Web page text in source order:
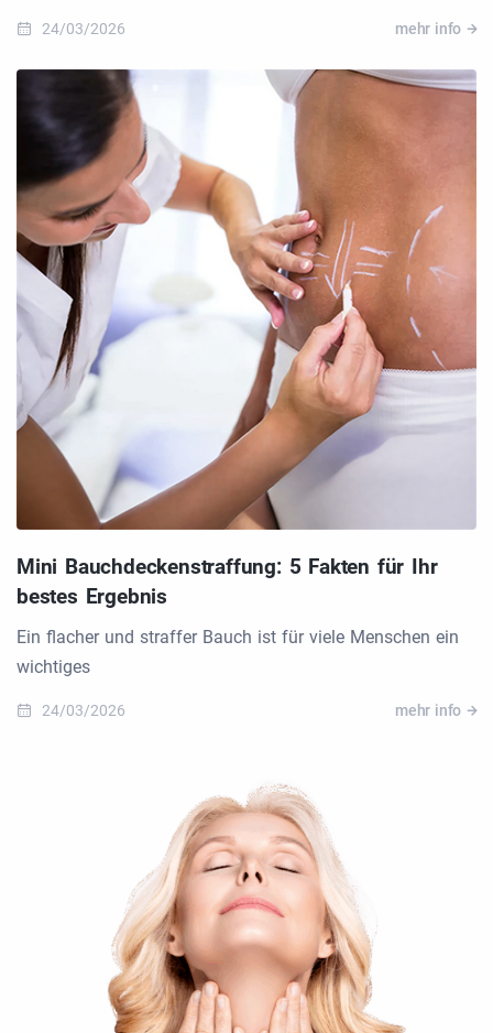
24/03/2026 mehr info
Mini Bauchdeckenstraffung: 5 Fakten für Ihr
bestes Ergebnis
Ein flacher und straffer Bauch ist für viele Menschen ein
wichtiges
24/03/2026 mehr info